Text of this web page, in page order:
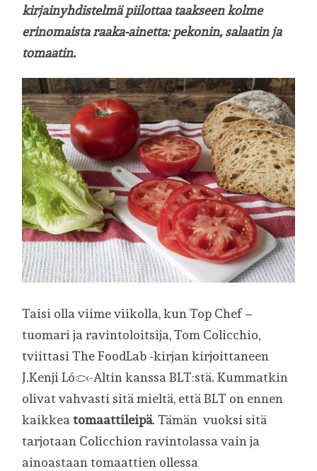
kirjainyhdistelmä piilottaa taakseen kolme
erinomaista raaka-ainetta: pekonin, salaatin ja
tomaatin.
Taisi olla viime viikolla, kun Top Chef –
tuomari ja ravintoloitsija, Tom Colicchio,
tviittasi The FoodLab -kirjan kirjoittaneen
J.Kenji López-Altin kanssa BLT:stä. Kummatkin
olivat vahvasti sitä mieltä, että BLT on ennen
kaikkeatomaattileipä. Tämän vuoksi sitä
tarjotaan Colicchion ravintolassa vain ja
ainoastaan tomaattien ollessa